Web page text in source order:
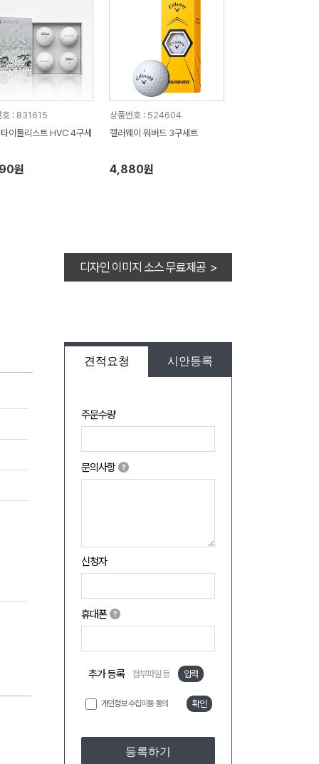
호 : 831615
이틀리스트 HVC 4구세
원
상품번호 : 524604
캘러웨이 워버드 3구세트
4,880원
디자인 이미지 소스 무료제공 >
견적요청 시안등록
주문수량
문의사항
신청자
휴대폰
추가 등록 첨부파일 등 입력
개인정보 수집이용 동의 확인
등록하기